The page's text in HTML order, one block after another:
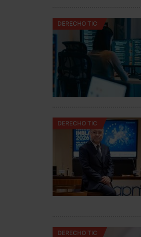
DERECHO TIC
DERECHO TIC
DERECHO TIC